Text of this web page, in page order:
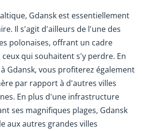
Gdansk est essentiellement
Il s'agit d'ailleurs de l'une des
polonaises, offrant un cadre
qui souhaitent s'y perdre. En
Gdansk, vous profiterez également
par rapport à d'autres villes
En plus d'une infrastructure
ses magnifiques plages, Gdansk
aux autres grandes villes